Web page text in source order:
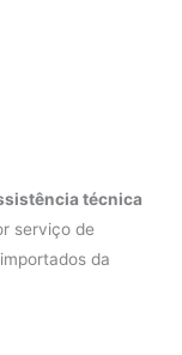
técnica
serviço de
da